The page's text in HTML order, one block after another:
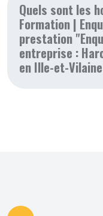
Quels sont les
Formation |
prestation
entreprise :
en Ille-et-